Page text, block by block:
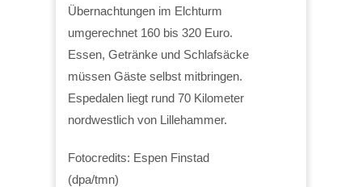
Übernachtungen im Elchturm
umgerechnet 160 bis 320 Euro.
Essen, Getränke und Schlafsäcke
müssen Gäste selbst mitbringen.
Espedalen liegt rund 70 Kilometer
nordwestlich von Lillehammer.
Fotocredits: Espen Finstad
(dpa/tmn)